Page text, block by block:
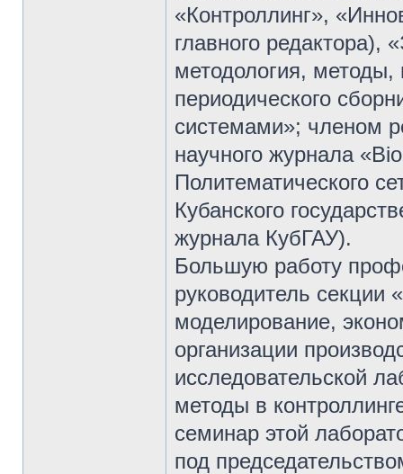
«Контроллинг»,
главного редактора),
методология,
периодического
системами»; членом
научного журнала
Политематического
Кубанского
журнала КубГАУ).
Большую работу
руководитель секции
моделирование,
организации
исследовательской
методы в
семинар этой
под